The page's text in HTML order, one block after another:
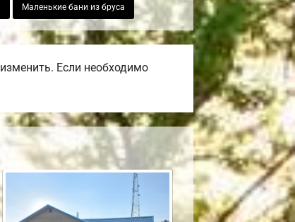
Маленькие бани из бруса
Если необходимо